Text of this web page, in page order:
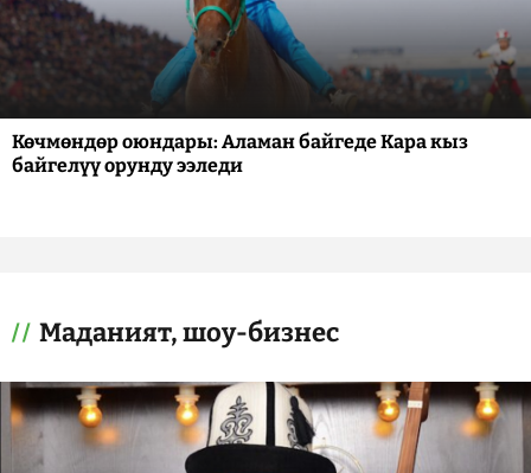
Көчмөндөр оюндары: Аламан байгеде Кара кыз
байгелүү орунду ээледи
Маданият, шоу-бизнес